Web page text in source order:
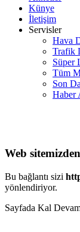
Künye
İletişim
Servisler
Hava
Trafik
Süper
Tüm
Son
Haber
Web
Bu bağlantı sizi
yönlendiriyor.
Sayfada Kal